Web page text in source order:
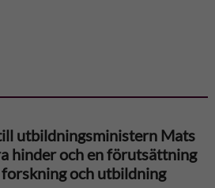
utbildningsministern Mats
hinder och en förutsättning
och utbildning